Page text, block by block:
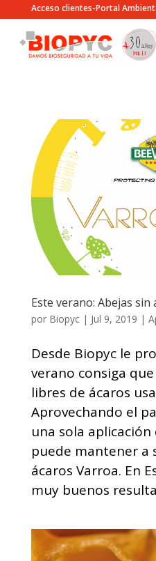
Acceso clientes-Portal
Este verano: Abejas sin
por Biopyc| Jul 9, 2019 |
Desde Biopyc le
verano consiga
libres de ácaros
Aprovechando el
una sola aplicación
puede mantener a
ácaros Varroa. En
muy buenos